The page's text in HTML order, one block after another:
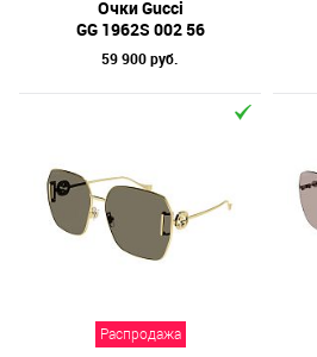
Очки Gucci
GG 1962S 002 56
59 900 руб.
Распродажа